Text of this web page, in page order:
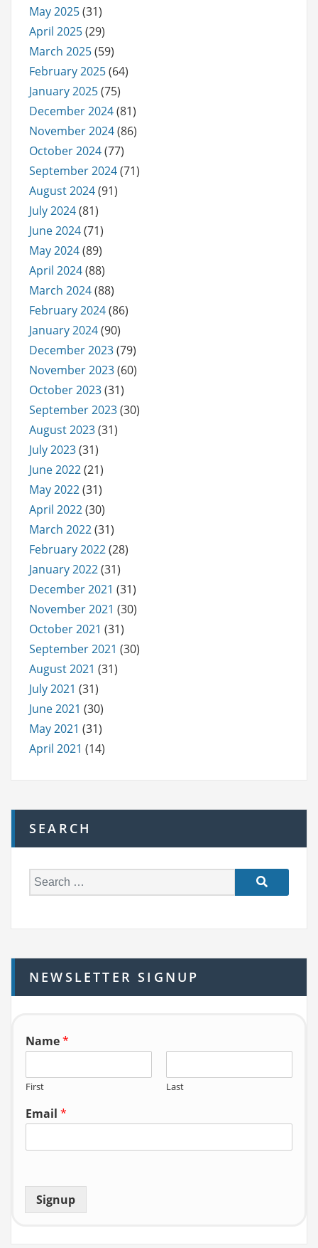
May 2025(31)
April 2025(29)
March 2025(59)
February 2025(64)
January 2025(75)
December 2024(81)
November 2024(86)
October 2024(77)
September 2024(71)
August 2024(91)
July 2024(81)
June 2024(71)
May 2024(89)
April 2024(88)
March 2024(88)
February 2024(86)
January 2024(90)
December 2023(79)
November 2023(60)
October 2023(31)
September 2023(30)
August 2023(31)
July 2023(31)
June 2022(21)
May 2022(31)
April 2022(30)
March 2022(31)
February 2022(28)
January 2022(31)
December 2021 (31)
November 2021 (30)
October 2021 (31)
September 2021 (30)
August 2021 (31)
July 2021 (31)
June 2021 (30)
May 2021 (31)
April 2021 (14)
SEARCH
e
h
f
o
NEWSLETTER SIGNUP
Name*
First Last
Email *
Signup